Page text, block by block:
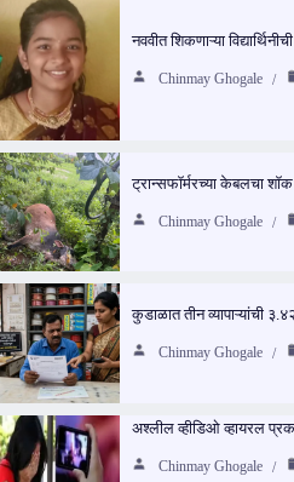
नववीत शिकणाऱ्या
Chinmay Ghogale
ट्रान्सफॉर्मरच्या केबलचा
Chinmay Ghogale
कुडाळात तीन व्यापाऱ्यांची
Chinmay Ghogale
अश्लील व्हीडिओ व्हायरल
Chinmay Ghogale